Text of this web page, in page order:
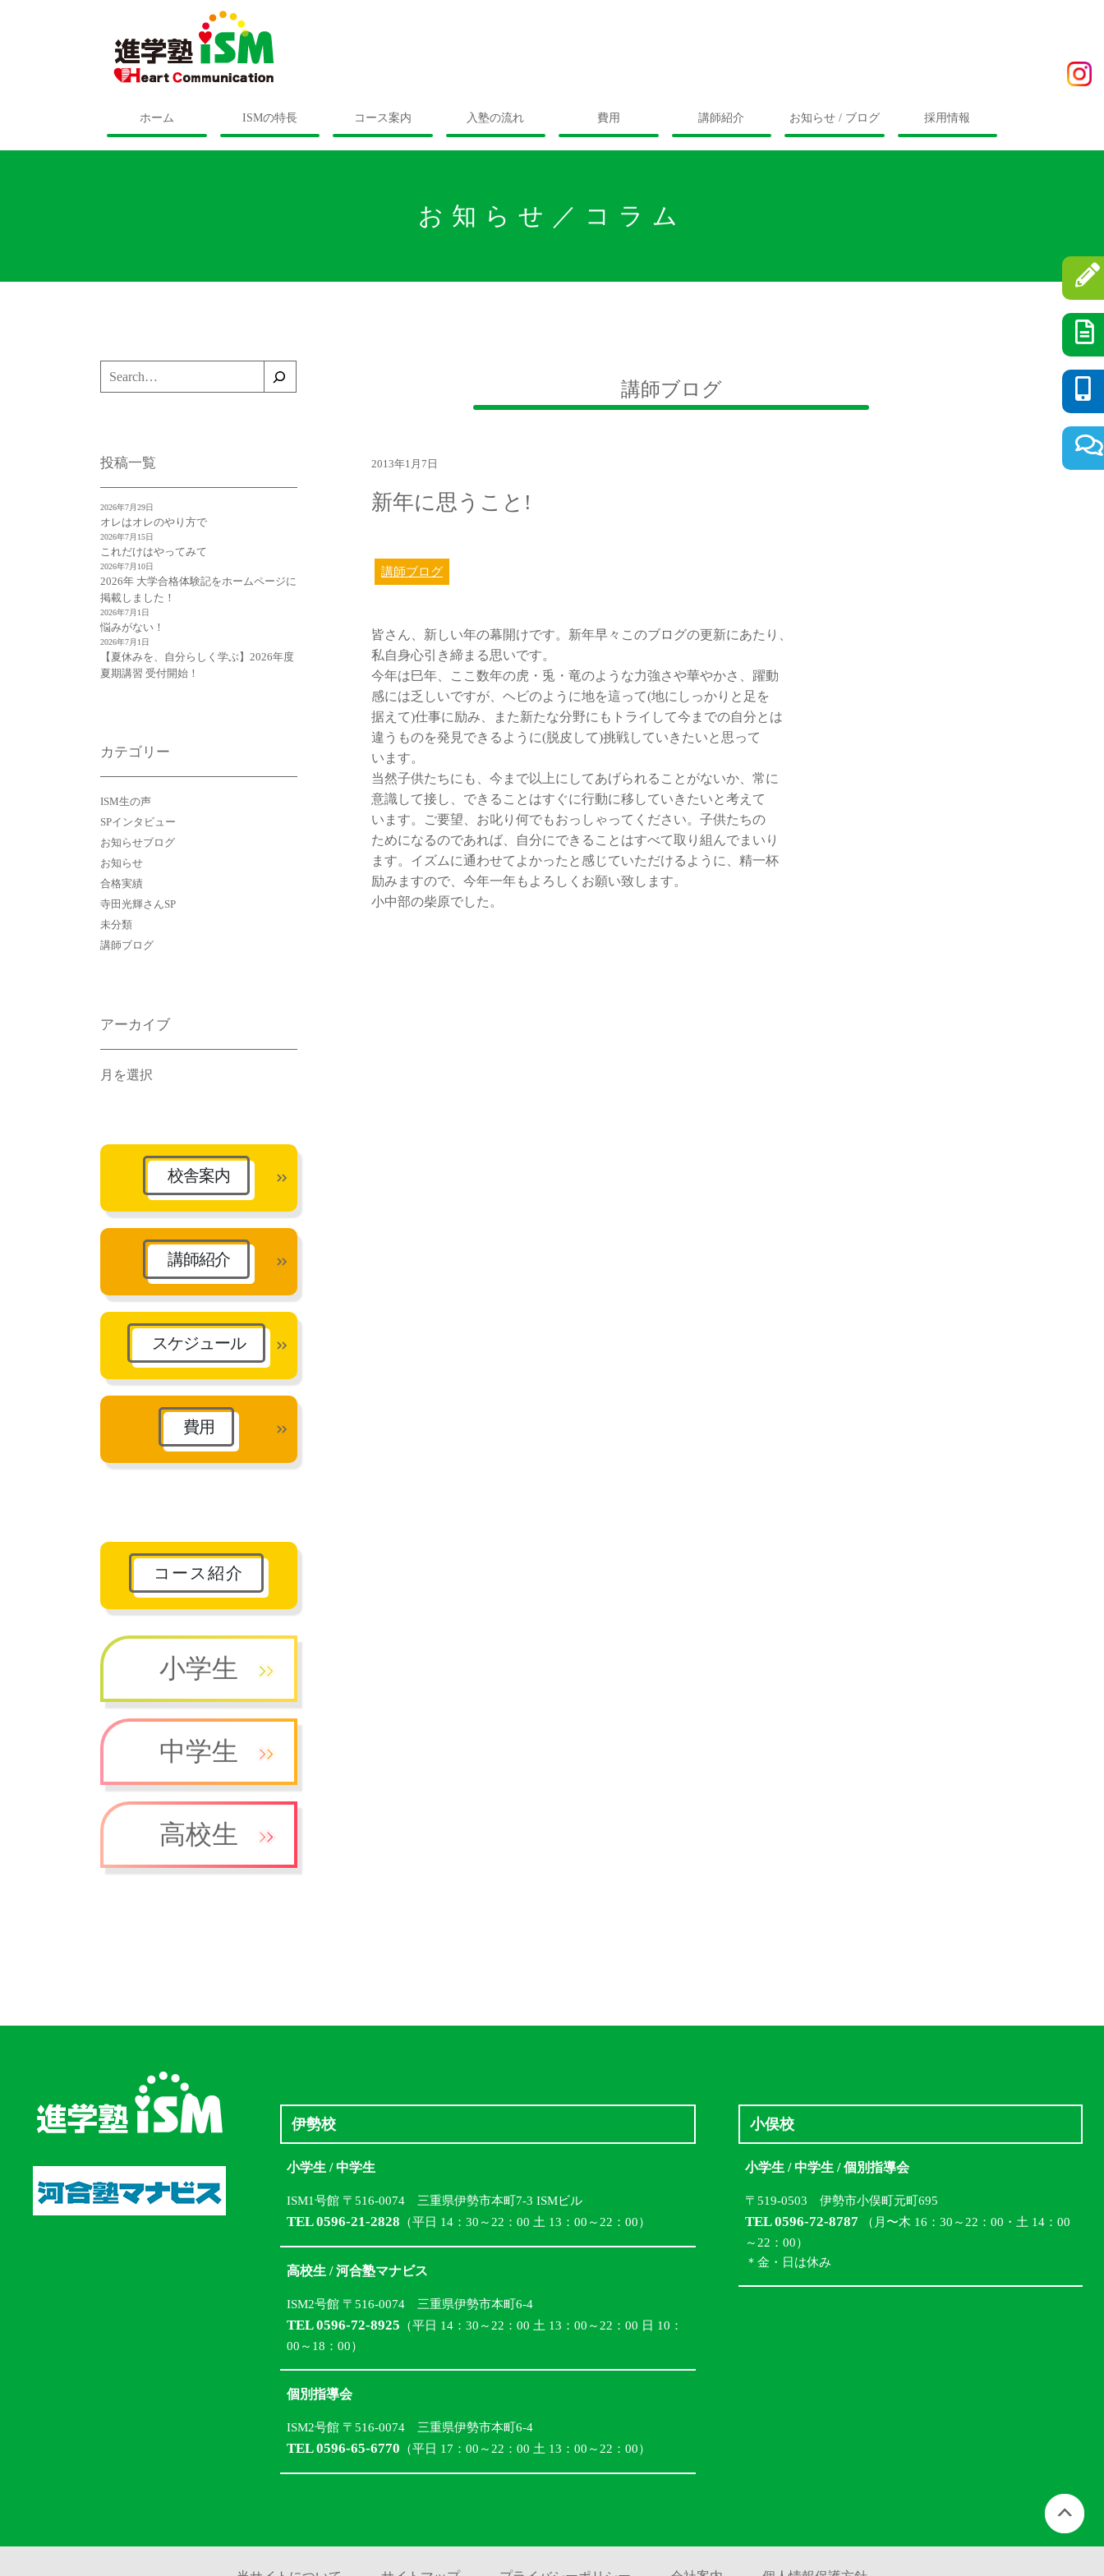
ホーム ISMの特長 コース案内 入塾の流れ 費用 講師紹介 お知らせ / ブログ 採用情報
お知らせ／コラム
講師ブログ
2013年1月7日
新年に思うこと!
講師ブログ
皆さん、新しい年の幕開けです。新年早々このブログの更新にあたり、
私自身心引き締まる思いです。
今年は巳年、ここ数年の虎・兎・竜のような力強さや華やかさ、躍動
感には乏しいですが、ヘビのように地を這って(地にしっかりと足を
据えて)仕事に励み、また新たな分野にもトライして今までの自分とは
違うものを発見できるように(脱皮して)挑戦していきたいと思って
います。
当然子供たちにも、今まで以上にしてあげられることがないか、常に
意識して接し、できることはすぐに行動に移していきたいと考えて
います。ご要望、お叱り何でもおっしゃってください。子供たちの
ためになるのであれば、自分にできることはすべて取り組んでまいり
ます。イズムに通わせてよかったと感じていただけるように、精一杯
励みますので、今年一年もよろしくお願い致します。
小中部の柴原でした。
検
索
投稿一覧
オレはオレのやり方で
2026年7月29日
これだけはやってみて
2026年7月15日
2026年 大学合格体験記をホームページに
掲載しました！
2026年7月10日
悩みがない！
2026年7月1日
【夏休みを、自分らしく学ぶ】2026年度
夏期講習 受付開始！
2026年7月1日
カテゴリー
ISM生の声
SPインタビュー
お知らせブログ
お知らせ
合格実績
寺田光輝さんSP
未分類
講師ブログ
アーカイブ
ア
ブ
校舎案内
講師紹介
スケジュール
費用
コース紹介
小学生
中学生
高校生
伊勢校
小学生 / 中学生
ISM1号館 〒516-0074 三重県伊勢市本町7-3 ISMビル
TEL 0596-21-2828 （平日 14：30～22：00 土 13：00～22：00）
高校生 / 河合塾マナビス
ISM2号館 〒516-0074 三重県伊勢市本町6-4
TEL 0596-72-8925 （平日 14：30～22：00 土 13：00～22：00 日 10：
00～18：00）
個別指導会
ISM2号館 〒516-0074 三重県伊勢市本町6-4
TEL 0596-65-6770 （平日 17：00～22：00 土 13：00～22：00）
小俣校
小学生 / 中学生 / 個別指導会
〒519-0503 伊勢市小俣町元町695
TEL 0596-72-8787 （月〜木 16：30～22：00・土 14：00
～22：00）
＊金・日は休み